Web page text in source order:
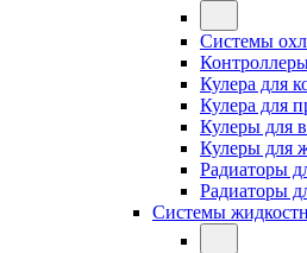
Системы
Кулера для
Кулера для
Кулеры для
Кулеры для
Радиаторы
Радиаторы
Системы